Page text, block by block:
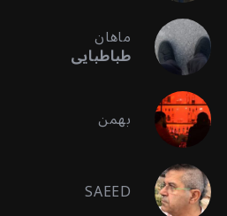
ماهان
طباطبایی
بهمن
SAEED